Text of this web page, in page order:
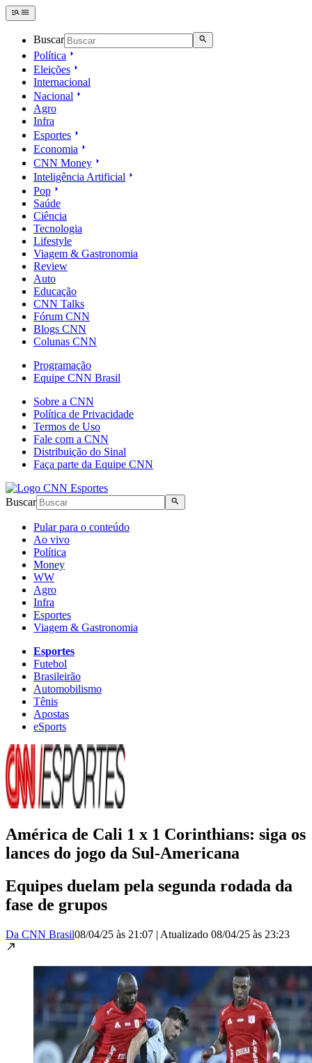
Buscar
Política
Eleições
Internacional
Nacional
Agro
Infra
Esportes
Economia
CNN Money
Inteligência Artificial
Pop
Saúde
Ciência
Tecnologia
Lifestyle
Viagem & Gastronomia
Review
Auto
Educação
CNN Talks
Fórum CNN
Blogs CNN
Colunas CNN
Programação
Equipe CNN Brasil
Sobre a CNN
Política de Privacidade
Termos de Uso
Fale com a CNN
Distribuição do Sinal
Faça parte da Equipe CNN
Buscar
Pular para o conteúdo
Ao vivo
Política
Money
WW
Agro
Infra
Esportes
Viagem & Gastronomia
Esportes
Futebol
Brasileirão
Automobilismo
Tênis
Apostas
eSports
América de Cali 1 x 1 Corinthians: siga os
lances do jogo da Sul-Americana
Equipes duelam pela segunda rodada da
fase de grupos
Da CNN Brasil08/04/25 às 21:07 | Atualizado 08/04/25 às 23:23